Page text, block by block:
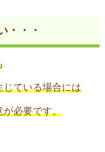
・・・
じている場合には
が必要です。